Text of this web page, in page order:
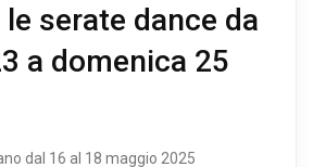
serate dance da
a domenica 25
dal 16 al 18 maggio 2025